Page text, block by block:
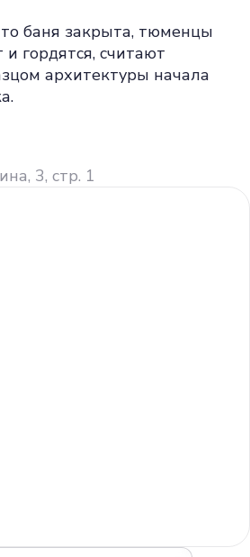
баня закрыта, тюменцы
гордятся, считают
архитектуры начала
3, стр. 1